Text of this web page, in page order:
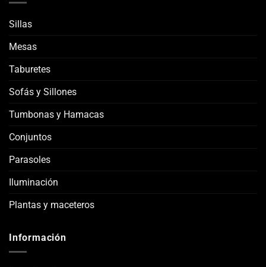
Sillas
Mesas
Taburetes
Sofás y Sillones
Tumbonas y Hamacas
Conjuntos
Parasoles
Iluminación
Plantas y maceteros
Información